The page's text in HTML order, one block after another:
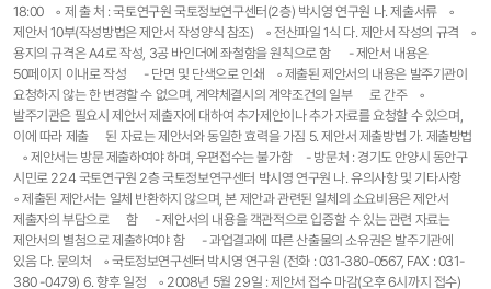
18:00 ◦ 제 출 처 : 국토연구원 국토정보연구센터(2층) 박시영 연구원 나. 제출서류 ◦
제안서 10부(작성방법은 제안서 작성양식 참조) ◦ 전산파일 1식 다. 제안서 작성의 규격 ◦
용지의 규격은 A4로 작성, 3공 바인더에 좌철함을 원칙으로 함 - 제안서 내용은
50페이지 이내로 작성 - 단면 및 단색으로 인쇄 ◦ 제출된 제안서의 내용은 발주기관이
요청하지 않는 한 변경할 수 없으며, 계약체결시의 계약조건의 일부 로 간주 ◦
발주기관은 필요시 제안서 제출자에 대하여 추가제안이나 추가 자료를 요청할 수 있으며,
이에 따라 제출 된 자료는 제안서와 동일한 효력을 가짐 5. 제안서 제출방법 가. 제출방법
◦ 제안서는 방문 제출하여야 하며, 우편접수는 불가함 - 방문처 : 경기도 안양시 동안구
시민로 224 국토연구원 2층 국토정보연구센터 박시영 연구원 나. 유의사항 및 기타사항
◦ 제출된 제안서는 일체 반환하지 않으며, 본 제안과 관련된 일체의 소요비용은 제안서
제출자의 부담으로 함 - 제안서의 내용을 객관적으로 입증할 수 있는 관련 자료는
제안서의 별첨으로 제출하여야 함 - 과업결과에 따른 산출물의 소유권은 발주기관에
있음 다. 문의처 ◦ 국토정보연구센터 박시영 연구원 (전화 : 031-380-0567, FAX : 031-
380 -0479) 6. 향후 일정 ◦ 2008년 5월 29일 : 제안서 접수 마감(오후 6시까지 접수)